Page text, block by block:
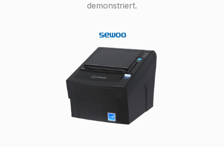
demonstriert.